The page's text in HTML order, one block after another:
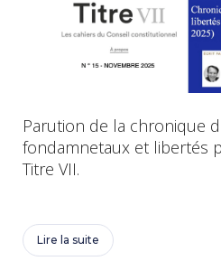
Parution de la chronique
fondamnetaux et libertés
Titre VII.
Lire la suite